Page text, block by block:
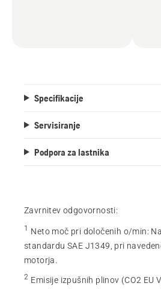
Specifikacije
Servisiranje
Podpora za lastnika
Zavrnitev odgovornosti:
1 Neto moč pri določenih o/min:
standardu SAE J1349, pri
motorja.
2 Emisije izpušnih plinov (CO2 EU